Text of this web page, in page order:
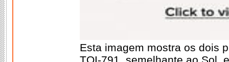
Esta imagem mostra os dois